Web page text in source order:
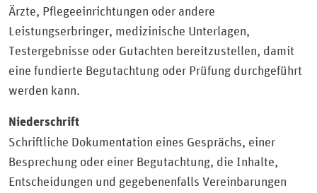
Ärzte, Pflegeeinrichtungen oder andere
Leistungserbringer, medizinische Unterlagen,
Testergebnisse oder Gutachten bereitzustellen, damit
eine fundierte Begutachtung oder Prüfung durchgeführt
werden kann.
Niederschrift
Schriftliche Dokumentation eines Gesprächs, einer
Besprechung oder einer Begutachtung, die Inhalte,
Entscheidungen und gegebenenfalls Vereinbarungen